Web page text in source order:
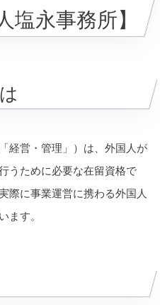
塩永事務所】
経営・管理」）は、外国人が
うために必要な在留資格で
際に事業運営に携わる外国人
ます。